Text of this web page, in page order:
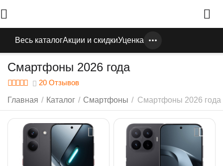
Весь каталогАкции и скидкиУценка
Смартфоны 2026 года
20 Отзывов
Главная / Каталог / Смартфоны / Смартфоны 2026 года